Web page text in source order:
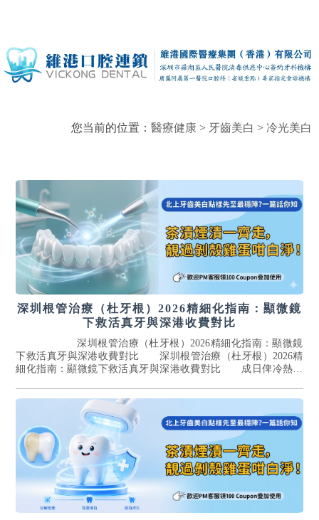
您当前的位置： 醫療健康 > 牙齒美白 > 冷光美白
深圳根管治療（杜牙根）2026精細化指南：顯微鏡
下救活真牙與深港收費對比
深圳根管治療（杜牙根）2026精細化指南：顯微鏡
下救活真牙與深港收費對比 深圳根管治療（杜牙根）2026精
細化指南：顯微鏡下救活真牙與深港收費對比 成日俾冷熱刺